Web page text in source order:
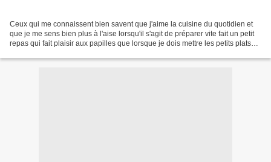
Ceux qui me connaissent bien savent que j'aime la cuisine du quotidien et
que je me sens bien plus à l'aise lorsqu'il s'agit de préparer vite fait un petit
repas qui fait plaisir aux papilles que lorsque je dois mettre les petits plats